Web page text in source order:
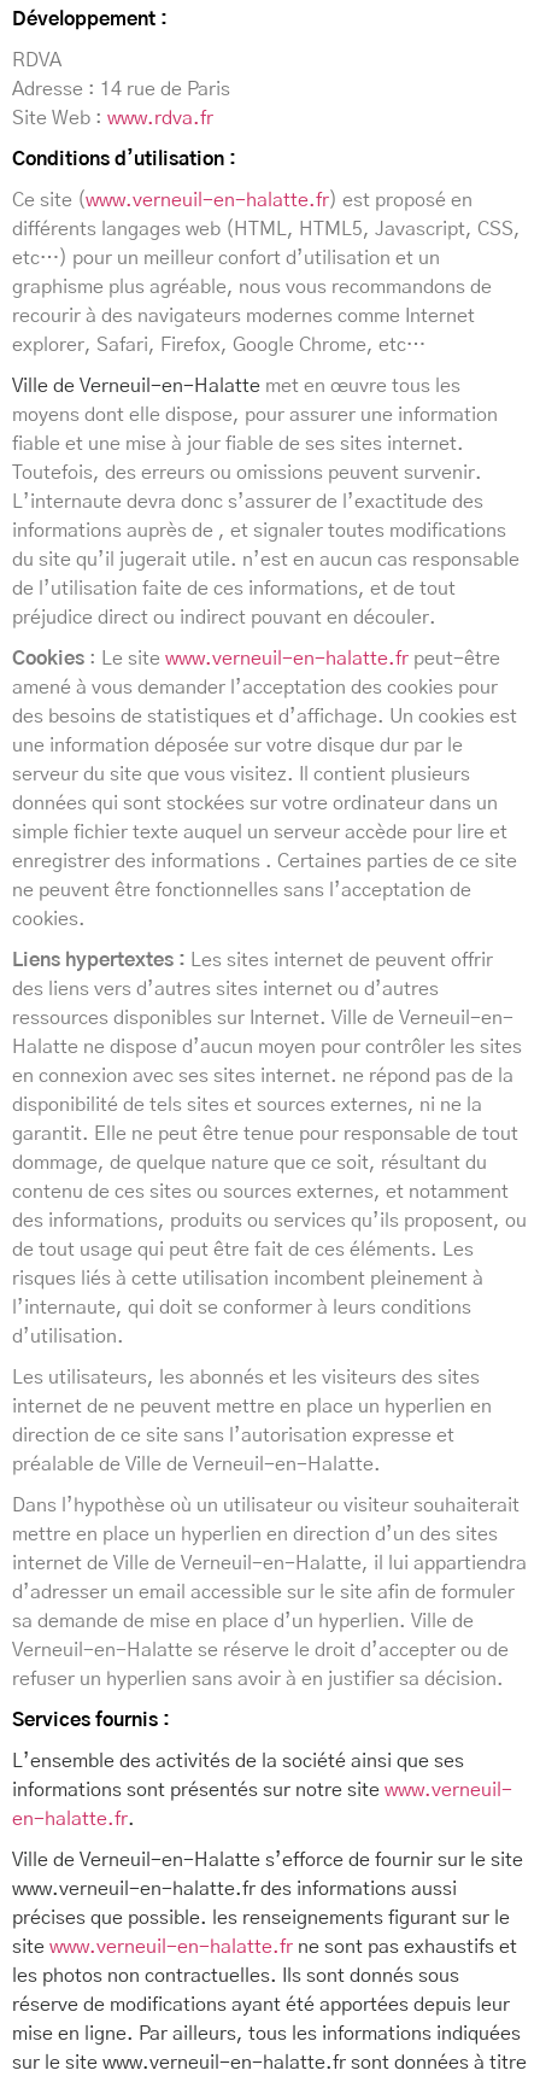
Développement :
RDVA
Adresse : 14 rue de Paris
Site Web : www.rdva.fr
Conditions d’utilisation :
Ce site (www.verneuil-en-halatte.fr) est proposé en
différents langages web (HTML, HTML5, Javascript, CSS,
etc…) pour un meilleur confort d’utilisation et un
graphisme plus agréable, nous vous recommandons de
recourir à des navigateurs modernes comme Internet
explorer, Safari, Firefox, Google Chrome, etc…
Ville de Verneuil-en-Halatte met en œuvre tous les
moyens dont elle dispose, pour assurer une information
fiable et une mise à jour fiable de ses sites internet.
Toutefois, des erreurs ou omissions peuvent survenir.
L’internaute devra donc s’assurer de l’exactitude des
informations auprès de , et signaler toutes modifications
du site qu’il jugerait utile. n’est en aucun cas responsable
de l’utilisation faite de ces informations, et de tout
préjudice direct ou indirect pouvant en découler.
Cookies : Le site www.verneuil-en-halatte.fr peut-être
amené à vous demander l’acceptation des cookies pour
des besoins de statistiques et d’affichage. Un cookies est
une information déposée sur votre disque dur par le
serveur du site que vous visitez. Il contient plusieurs
données qui sont stockées sur votre ordinateur dans un
simple fichier texte auquel un serveur accède pour lire et
enregistrer des informations . Certaines parties de ce site
ne peuvent être fonctionnelles sans l’acceptation de
cookies.
Liens hypertextes : Les sites internet de peuvent offrir
des liens vers d’autres sites internet ou d’autres
ressources disponibles sur Internet. Ville de Verneuil-en-
Halatte ne dispose d’aucun moyen pour contrôler les sites
en connexion avec ses sites internet. ne répond pas de la
disponibilité de tels sites et sources externes, ni ne la
garantit. Elle ne peut être tenue pour responsable de tout
dommage, de quelque nature que ce soit, résultant du
contenu de ces sites ou sources externes, et notamment
des informations, produits ou services qu’ils proposent, ou
de tout usage qui peut être fait de ces éléments. Les
risques liés à cette utilisation incombent pleinement à
l’internaute, qui doit se conformer à leurs conditions
d’utilisation.
Les utilisateurs, les abonnés et les visiteurs des sites
internet de ne peuvent mettre en place un hyperlien en
direction de ce site sans l’autorisation expresse et
préalable de Ville de Verneuil-en-Halatte.
Dans l’hypothèse où un utilisateur ou visiteur souhaiterait
mettre en place un hyperlien en direction d’un des sites
internet de Ville de Verneuil-en-Halatte, il lui appartiendra
d’adresser un email accessible sur le site afin de formuler
sa demande de mise en place d’un hyperlien. Ville de
Verneuil-en-Halatte se réserve le droit d’accepter ou de
refuser un hyperlien sans avoir à en justifier sa décision.
Services fournis :
L’ensemble des activités de la société ainsi que ses
informations sont présentés sur notre site www.verneuil-
en-halatte.fr.
Ville de Verneuil-en-Halatte s’efforce de fournir sur le site
www.verneuil-en-halatte.fr des informations aussi
précises que possible. les renseignements figurant sur le
site www.verneuil-en-halatte.fr ne sont pas exhaustifs et
les photos non contractuelles. Ils sont donnés sous
réserve de modifications ayant été apportées depuis leur
mise en ligne. Par ailleurs, tous les informations indiquées
sur le site www.verneuil-en-halatte.fr sont données à titre